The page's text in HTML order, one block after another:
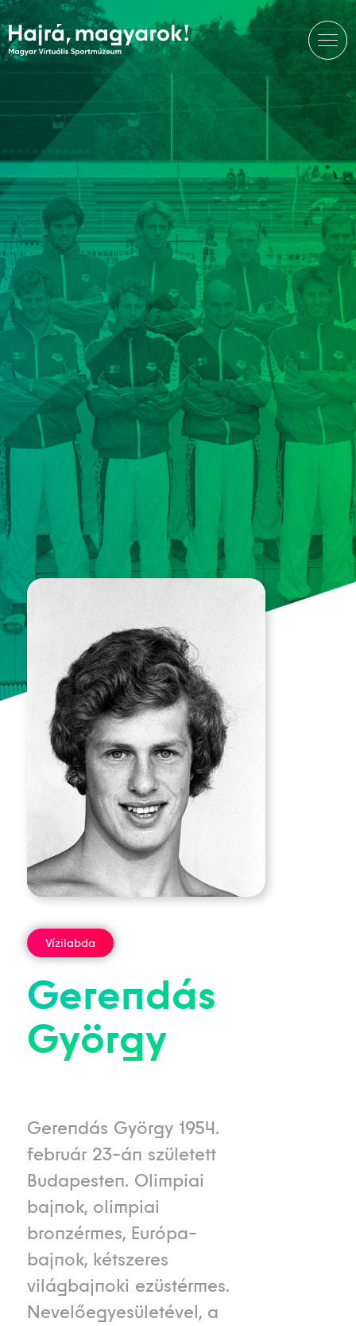
Vízilabda
Gerendás
György
Gerendás György 1954.
február 23-án született
Budapesten. Olimpiai
bajnok, olimpiai
bronzérmes, Európa-
bajnok, kétszeres
világbajnoki ezüstérmes.
Nevelőegyesületével, a